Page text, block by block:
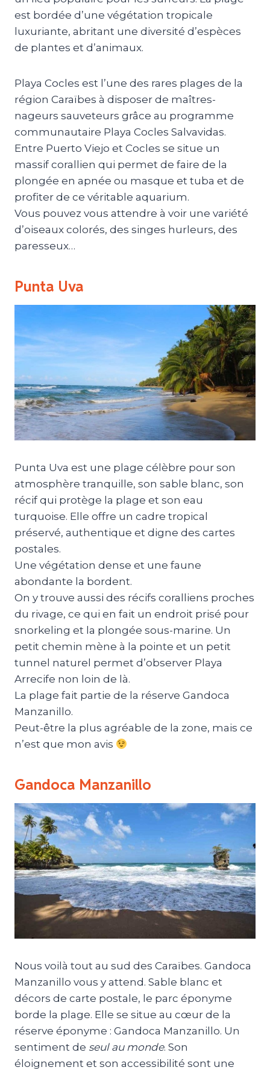
est bordée d’une végétation tropicale
luxuriante, abritant une diversité d’espèces
de plantes et d’animaux.
Playa Cocles est l’une des rares plages de la
région Caraïbes à disposer de maîtres-
nageurs sauveteurs grâce au programme
communautaire Playa Cocles Salvavidas.
Entre Puerto Viejo et Cocles se situe un
massif corallien qui permet de faire de la
plongée en apnée ou masque et tuba et de
profiter de ce véritable aquarium.
Vous pouvez vous attendre à voir une variété
d’oiseaux colorés, des singes hurleurs, des
paresseux…
Punta Uva
Punta Uva est une plage célèbre pour son
atmosphère tranquille, son sable blanc, son
récif qui protège la plage et son eau
turquoise. Elle offre un cadre tropical
préservé, authentique et digne des cartes
postales.
Une végétation dense et une faune
abondante la bordent.
On y trouve aussi des récifs coralliens proches
du rivage, ce qui en fait un endroit prisé pour
snorkeling et la plongée sous-marine. Un
petit chemin mène à la pointe et un petit
tunnel naturel permet d’observer Playa
Arrecife non loin de là.
La plage fait partie de la réserve Gandoca
Manzanillo.
Peut-être la plus agréable de la zone, mais ce
n’est que mon avis
Gandoca Manzanillo
Nous voilà tout au sud des Caraïbes. Gandoca
Manzanillo vous y attend. Sable blanc et
décors de carte postale, le parc éponyme
borde la plage. Elle se situe au cœur de la
réserve éponyme : Gandoca Manzanillo. Un
sentiment de seul au monde. Son
éloignement et son accessibilité sont une